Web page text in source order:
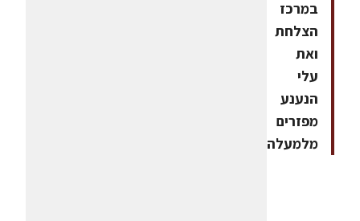
במרכז
הצלחת
ואת
עלי
הנענע
מפזרים
מלמעלה.